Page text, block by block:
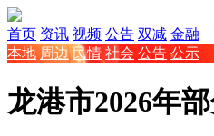
首页 资讯 视频 公告 双减 金融
本地 周边 民情 社会 公告 公示
龙港市2026年